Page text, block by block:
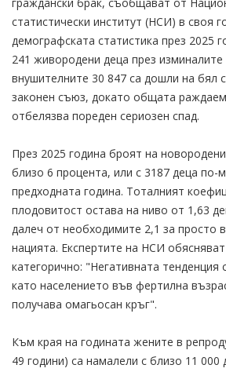
статистически институт (НСИ) в своя
демографската статистика през 2025
241 живородени деца през
внушителните 30 847 са дошли на бял
законен съюз, докато общата
отбелязва пореден сериозен спад.
През 2025 година броят на
близо 6 процента, или с 3187 деца по-
предходната година. Тоталният
плодовитост остава на ниво от 1,63
далеч от необходимите 2,1 за просто
нацията. Експертите на НСИ
категорично: "Негативната тенденция
като населението във фертилна
получава омагьосан кръг".
Към края на годината жените в
49 години) са намалели с близо 11 000